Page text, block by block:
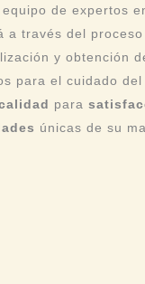
de expertos
a través del proceso
y obtención
para el cuidado del
para
únicas de su